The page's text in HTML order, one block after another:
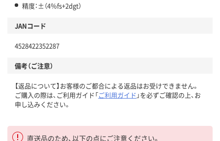
精度：±（4％fs+2dgt）
JANコード
4528422352287
備考（ご注意）
【返品について】お客様のご都合による返品はお受けできません。
ご購入の際は、ご利用ガイド「ご利用ガイド 」を必ずご確認の上、お
申し込みください。
直送品のため、以下の点にご注意ください。